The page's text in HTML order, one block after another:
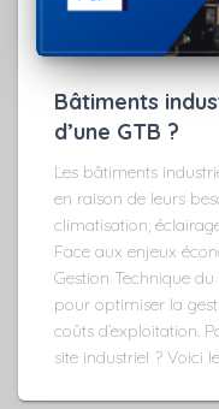
Bâtiments
d’une GTB ?
Les bâtiments
en raison de leurs
climatisation,
Face aux enjeux
Gestion Technique
pour optimiser la
coûts d’exploitation.
site industriel ? Voici